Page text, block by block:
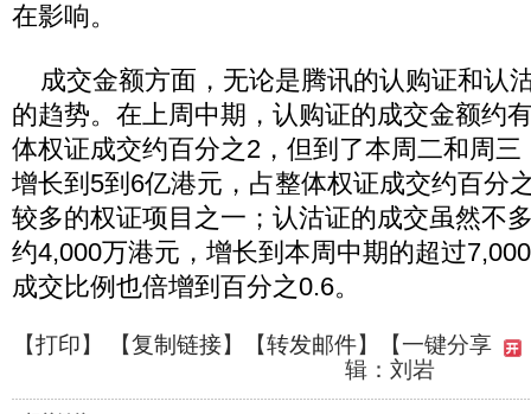
在影响。
成交金额方面，无论是腾讯的认购证和认
的趋势。在上周中期，认购证的成交金额约
体权证成交约百分之2，但到了本周二和周
增长到5到6亿港元，占整体权证成交约百分
较多的权证项目之一；认沽证的成交虽然不
约4,000万港元，增长到本周中期的超过
成交比例也倍增到百分之0.6。
【打印】 【复制链接】【转发邮件】
【一键分享
辑：刘岩